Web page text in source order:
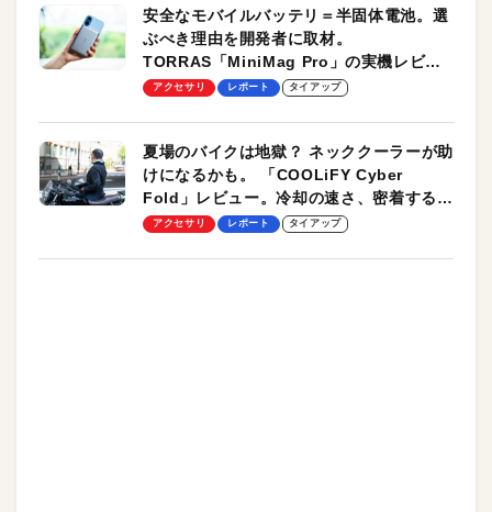
安全なモバイルバッテリ＝半固体電池。選
ぶべき理由を開発者に取材。
TORRAS「MiniMag Pro」の実機レビュ
ーも
アクセサリ レポート タイアップ
夏場のバイクは地獄？ ネッククーラーが助
けになるかも。 「COOLiFY Cyber
Fold」レビュー。冷却の速さ、密着する冷
却プレート、シンプルな操作性がグッド！
アクセサリ レポート タイアップ